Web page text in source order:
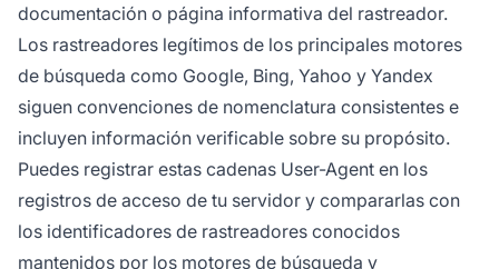
documentación o página informativa del rastreador.
Los rastreadores legítimos de los principales motores
de búsqueda como Google, Bing, Yahoo y Yandex
siguen convenciones de nomenclatura consistentes e
incluyen información verificable sobre su propósito.
Puedes registrar estas cadenas User-Agent en los
registros de acceso de tu servidor y compararlas con
los identificadores de rastreadores conocidos
mantenidos por los motores de búsqueda y